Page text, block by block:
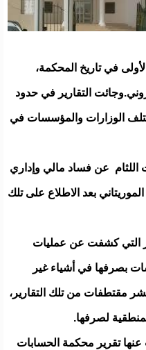
للمرة الأولى في تاريخ المحكمة،
التقارير في حدود
الوزارات والمؤسسات في
عن فساد مالي وإداري
بعد الاطلاع على تلك
التي كشفت عن عمليات
بصرفها في أشياء غير
مقتطفات من تلك التقارير،
لصرفها.
تقرير محكمة الحسابات